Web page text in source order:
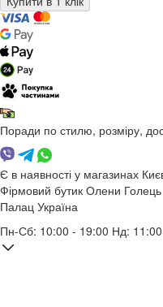
Поради по стилю, розміру,
Є в наявності у магазинах
Фірмовий бутик Олени Голець
Палац Україна
Пн-Сб: 10:00 - 19:00 Нд: